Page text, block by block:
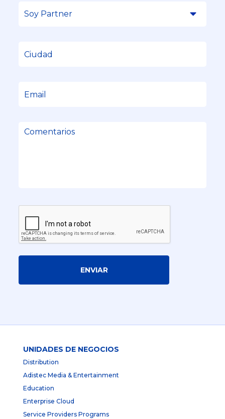
ENVIAR
UNIDADES DE NEGOCIOS
Distribution
Adistec Media & Entertainment
Education
Enterprise Cloud
Service Providers Programs